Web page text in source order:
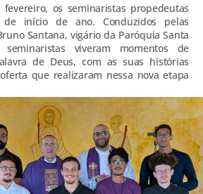
os seminaristas propedeutas
início de ano. Conduzidos pelas
Santana, vigário da Paróquia Santa
viveram momentos de
de Deus, com as suas histórias
que realizaram nessa nova etapa